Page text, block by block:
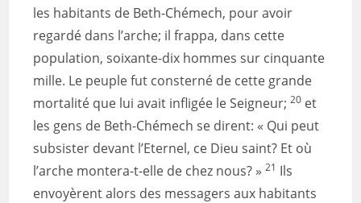
les habitants de Beth-Chémech, pour avoir
regardé dans l’arche; il frappa, dans cette
population, soixante-dix hommes sur cinquante
mille. Le peuple fut consterné de cette grande
mortalité que lui avait infligée le Seigneur;20 et
les gens de Beth-Chémech se dirent: « Qui peut
subsister devant l’Eternel, ce Dieu saint? Et où
l’arche montera-t-elle de chez nous? »21 Ils
envoyèrent alors des messagers aux habitants